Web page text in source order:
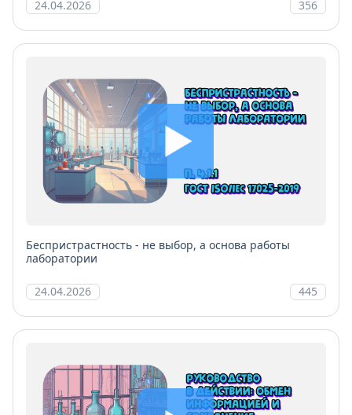
24.04.2026 356
Беспристрастность - не выбор, а основа работы
лаборатории
24.04.2026 445